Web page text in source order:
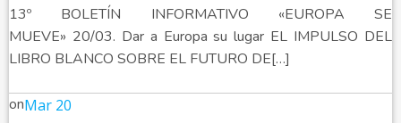
13º BOLETÍN INFORMATIVO «EUROPA SE
MUEVE» 20/03. Dar a Europa su lugar EL IMPULSO DEL
LIBRO BLANCO SOBRE EL FUTURO DE[…]
onMar 20